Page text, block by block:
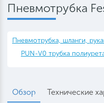
Пневмотрубка
Пневмотрубка, шланги,
PUN-V0 трубка
Обзор Технические